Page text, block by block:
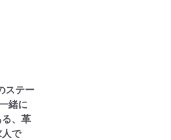
ステー
緒に
、革
で